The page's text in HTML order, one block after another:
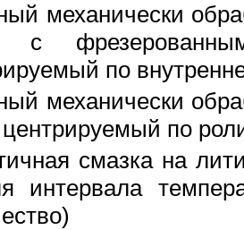
механически
с
по
механически
по
смазка на
интервала